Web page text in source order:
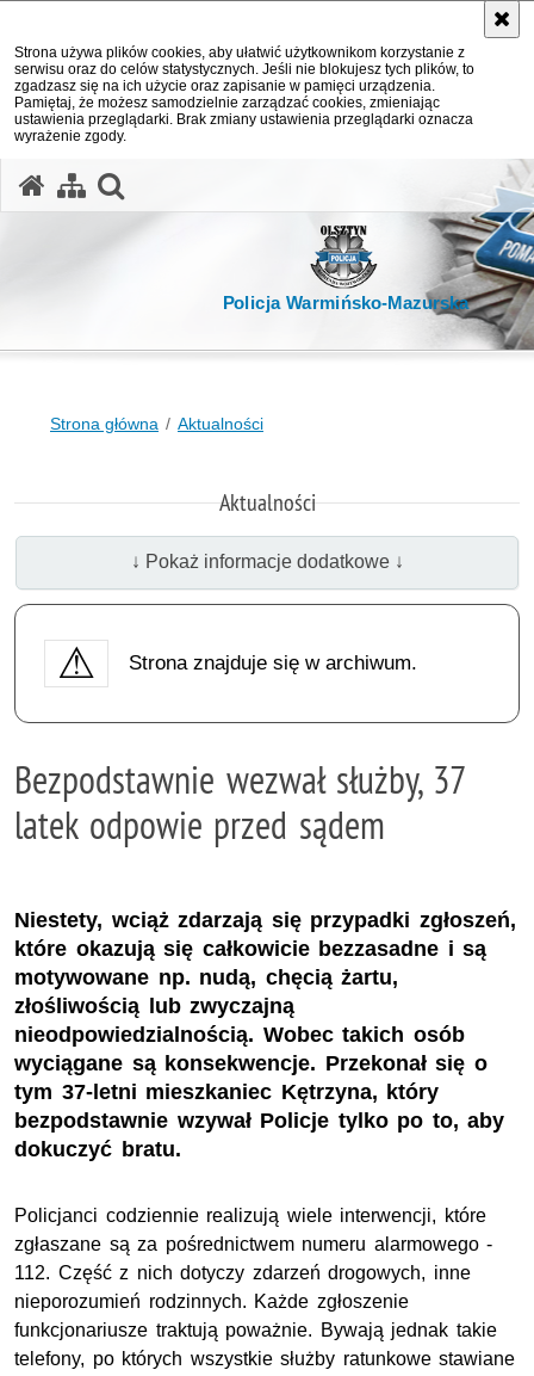
Strona używa plików cookies, aby ułatwić użytkownikom korzystanie z
serwisu oraz do celów statystycznych. Jeśli nie blokujesz tych plików, to
zgadzasz się na ich użycie oraz zapisanie w pamięci urządzenia.
Pamiętaj, że możesz samodzielnie zarządzać cookies, zmieniając
ustawienia przeglądarki. Brak zmiany ustawienia przeglądarki oznacza
wyrażenie zgody.
Policja Warmińsko-Mazurska
Strona główna Aktualności
Aktualności
↓ Pokaż informacje dodatkowe ↓
Strona znajduje się w archiwum.
Bezpodstawnie wezwał służby, 37
latek odpowie przed sądem
Niestety, wciąż zdarzają się przypadki zgłoszeń,
które okazują się całkowicie bezzasadne i są
motywowane np. nudą, chęcią żartu,
złośliwością lub zwyczajną
nieodpowiedzialnością. Wobec takich osób
wyciągane są konsekwencje. Przekonał się o
tym 37-letni mieszkaniec Kętrzyna, który
bezpodstawnie wzywał Policje tylko po to, aby
dokuczyć bratu.
Policjanci codziennie realizują wiele interwencji, które
zgłaszane są za pośrednictwem numeru alarmowego -
112. Część z nich dotyczy zdarzeń drogowych, inne
nieporozumień rodzinnych. Każde zgłoszenie
funkcjonariusze traktują poważnie. Bywają jednak takie
telefony, po których wszystkie służby ratunkowe stawiane